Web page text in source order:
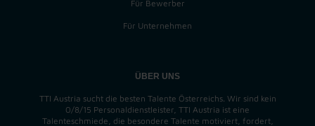
Für Bewerber
Für Unternehmen
ÜBER UNS
TTI Austria sucht die besten Talente Österreichs. Wir sind kein
0/8/15 Personaldienstleister, TTI Austria ist eine
Talenteschmiede, die besondere Talente motiviert, fordert,